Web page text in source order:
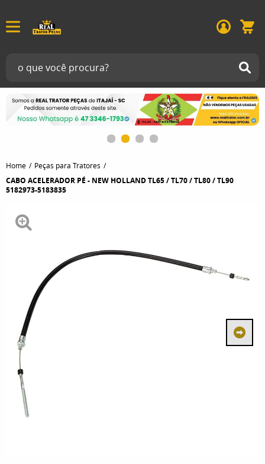
Home Peças para Tratores
CABO ACELERADOR PÉ - NEW HOLLAND TL65 / TL70 / TL80 / TL90
5182973-5183835